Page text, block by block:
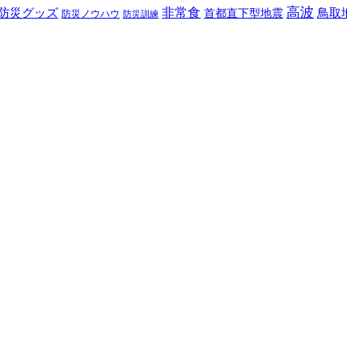
防災グッズ 防災ノウハウ 防災訓練 非常食 首都直下型地震 高波 鳥取